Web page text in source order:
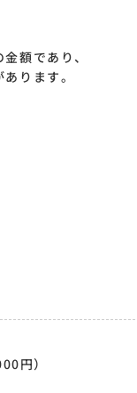
額であり、
ります。
円）